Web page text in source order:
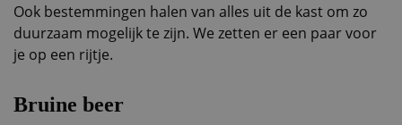
Ook bestemmingen halen van alles uit de kast om zo
duurzaam mogelijk te zijn. We zetten er een paar voor
je op een rijtje.
Bruine beer